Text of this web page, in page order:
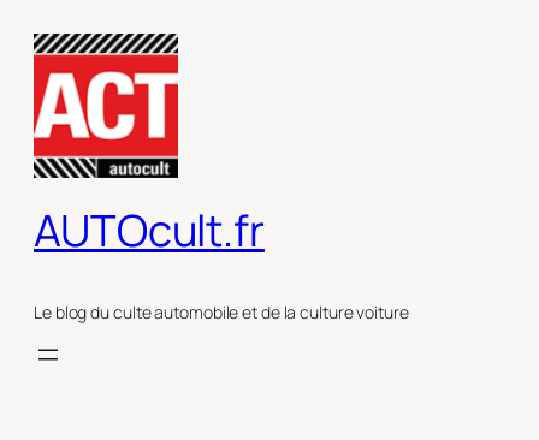
contenu
AUTOcult.fr
Le blog du culte automobile et de la culture voiture